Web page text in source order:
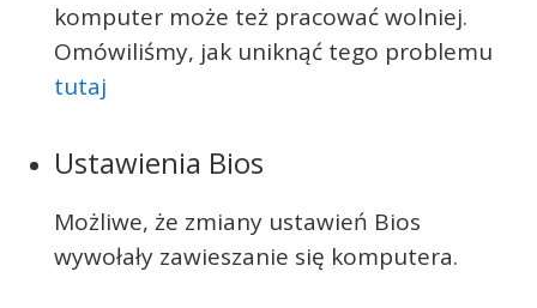
komputer może też pracować wolniej.
Omówiliśmy, jak uniknąć tego problemu
tutaj
Ustawienia Bios
Możliwe, że zmiany ustawień Bios
wywołały zawieszanie się komputera.